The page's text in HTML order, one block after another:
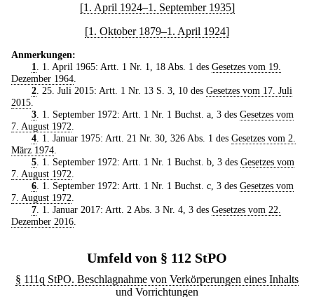
[1. April 1924–1. September 1935]
[1. Oktober 1879–1. April 1924]
Anmerkungen:
1
. 1. April 1965: Artt. 1 Nr. 1, 18 Abs. 1 des Gesetzes vom 19.
Dezember 1964
2. 25. Juli 2015: Artt. 1 Nr. 13 S. 3, 10 des Gesetzes vom 17. Juli
2015
3. 1. September 1972: Artt. 1 Nr. 1 Buchst. a, 3 des Gesetzes vom
7. August 1972
4. 1. Januar 1975: Artt. 21 Nr. 30, 326 Abs. 1 des Gesetzes vom 2.
März 1974
5. 1. September 1972: Artt. 1 Nr. 1 Buchst. b, 3 des Gesetzes vom
7. August 1972
6. 1. September 1972: Artt. 1 Nr. 1 Buchst. c, 3 des Gesetzes vom
7. August 1972
7. 1. Januar 2017: Artt. 2 Abs. 3 Nr. 4, 3 des Gesetzes vom 22.
Dezember 2016
Umfeld von § 112 StPO
§ 111q StPO. Beschlagnahme von Verkörperungen eines Inhalts
und Vorrichtungen